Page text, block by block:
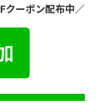
クーポン配布中／